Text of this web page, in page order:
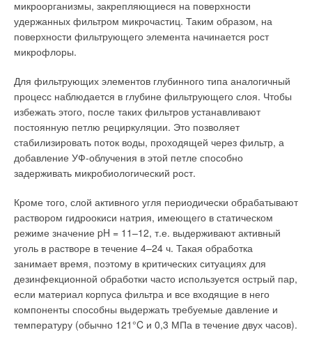
микроорганизмы, закрепляющиеся на поверхности
удержанных фильтром микрочастиц. Таким образом, на
поверхности фильтрующего элемента начинается рост
микрофлоры.
Для фильтрующих элементов глубинного типа аналогичный
процесс наблюдается в глубине фильтрующего слоя. Чтобы
избежать этого, после таких фильтров устанавливают
постоянную петлю рециркуляции. Это позволяет
стабилизировать поток воды, проходящей через фильтр, а
добавление УФ-облучения в этой петле способно
задерживать микробиологический рост.
Кроме того, слой активного угля периодически обрабатывают
раствором гидроокиси натрия, имеющего в статическом
режиме значение pH = 11–12, т.е. выдерживают активный
уголь в растворе в течение 4–24 ч. Такая обработка
занимает время, поэтому в критических ситуациях для
дезинфекционной обработки часто используется острый пар,
если материал корпуса фильтра и все входящие в него
компоненты способны выдержать требуемые давление и
температуру (обычно 121°C и 0,3 МПа в течение двух часов).